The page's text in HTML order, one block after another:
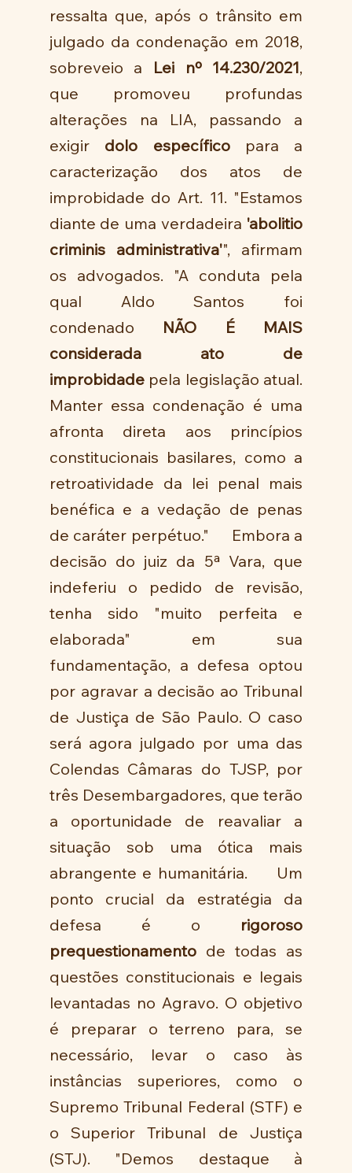
ressalta que, após o trânsito em
julgado da condenação em 2018,
sobreveio a Lei nº 14.230/2021,
que promoveu profundas
alterações na LIA, passando a
exigir dolo específico para a
caracterização dos atos de
improbidade do Art. 11. "Estamos
diante de uma verdadeira 'abolitio
criminis administrativa'", afirmam
os advogados. "A conduta pela
qual Aldo Santos foi
condenado NÃO É MAIS
considerada ato de
improbidade pela legislação atual.
Manter essa condenação é uma
afronta direta aos princípios
constitucionais basilares, como a
retroatividade da lei penal mais
benéfica e a vedação de penas
de caráter perpétuo."     Embora a
decisão do juiz da 5ª Vara, que
indeferiu o pedido de revisão,
tenha sido "muito perfeita e
elaborada" em sua
fundamentação, a defesa optou
por agravar a decisão ao Tribunal
de Justiça de São Paulo. O caso
será agora julgado por uma das
Colendas Câmaras do TJSP, por
três Desembargadores, que terão
a oportunidade de reavaliar a
situação sob uma ótica mais
abrangente e humanitária.     Um
ponto crucial da estratégia da
defesa é o rigoroso
prequestionamento de todas as
questões constitucionais e legais
levantadas no Agravo. O objetivo
é preparar o terreno para, se
necessário, levar o caso às
instâncias superiores, como o
Supremo Tribunal Federal (STF) e
o Superior Tribunal de Justiça
(STJ). "Demos destaque à